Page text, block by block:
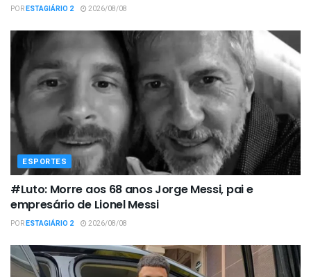
PORESTAGIÁRIO 2 2026/08/08
ESPORTES
#Luto: Morre aos 68 anos Jorge Messi, pai e
empresário de Lionel Messi
PORESTAGIÁRIO 2 2026/08/08